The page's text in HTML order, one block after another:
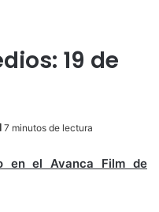
19 de
7 minutos de lectura
en el Avanca Film de